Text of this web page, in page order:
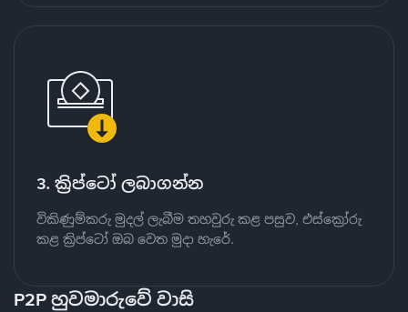
3. ක්‍රිප්ටෝ ලබාගන්න
විකිණුම්කරු මුදල් ලැබීම තහවුරු කළ පසුව, එස්ක්‍රෝරු
කළ ක්‍රිප්ටෝ ඔබ වෙත මුදා හැරේ.
P2P හුවමාරුවේ වාසි